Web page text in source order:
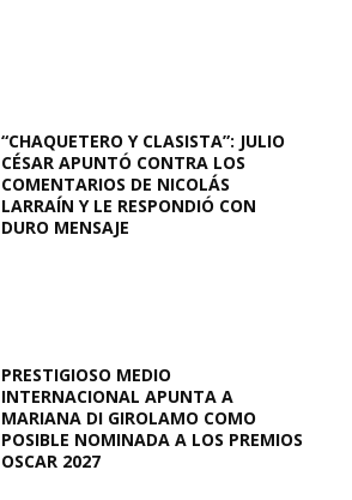
“CHAQUETERO Y CLASISTA”: JULIO
CÉSAR APUNTÓ CONTRA LOS
COMENTARIOS DE NICOLÁS
LARRAÍN Y LE RESPONDIÓ CON
DURO MENSAJE
PRESTIGIOSO MEDIO
INTERNACIONAL APUNTA A
MARIANA DI GIROLAMO COMO
POSIBLE NOMINADA A LOS PREMIOS
OSCAR 2027